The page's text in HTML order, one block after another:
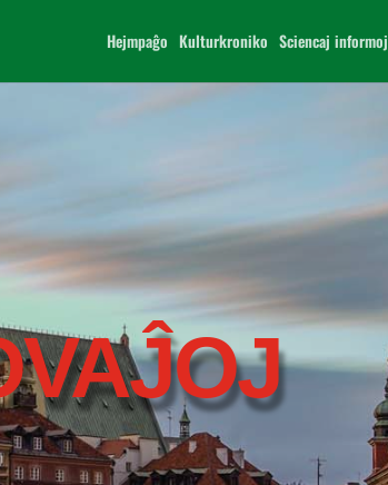
Hejmpaĝo Kulturkroniko Sciencaj informoj